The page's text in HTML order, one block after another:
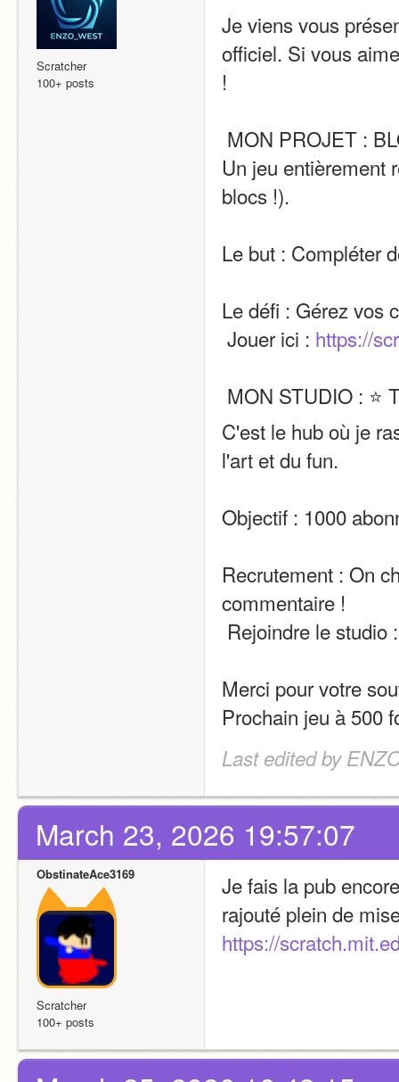
Scratcher
100+ posts
Je viens vous
officiel. Si vous
!
MON PROJET :
Un jeu entièrement
blocs !).
Le but : Compléter
Le défi : Gérez vos
Jouer ici : https://
MON STUDIO : ⭐
C'est le hub où je
l'art et du fun.
Objectif : 1000
Recrutement : On
commentaire !
Rejoindre le studio
Merci pour votre
Prochain jeu à 500
Last edited by
March 23, 2026 19:57:07
ObstinateAce3169
Scratcher
100+ posts
Je fais la pub
https://